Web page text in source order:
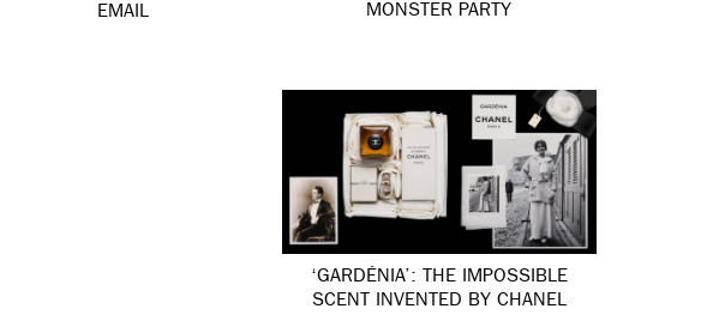
EMAIL MONSTER PARTY
‘GARDÉNIA’: THE IMPOSSIBLE
SCENT INVENTED BY CHANEL